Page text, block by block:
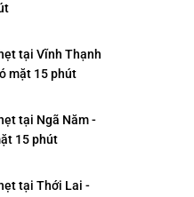
tại Vĩnh Thạnh
mặt 15 phút
tại Ngã Năm -
15 phút
tại Thới Lai -